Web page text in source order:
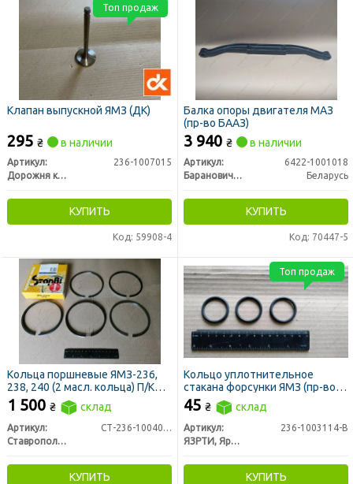
Клапан выпускной ЯМЗ (ДК)
295 ₴ в наличии
Артикул:
236-1007015
Дорожня карта
КУПИТЬ
Код: 59908-4
Топ продаж
Балка опоры двигателя МАЗ
(пр-во БААЗ)
3 940 ₴ в наличии
Артикул:
6422-1001018
Барановичский Автоагрегатный Завод,ОАО
Беларусь
КУПИТЬ
Код: 70447-5
Кольца поршневые ЯМЗ-236,
238, 240 (2 масл. кольца) П/К
(пр-во СТАПРИ)
1 500 ₴ склад
Артикул:
СТ-236-1004002-А4/2
Ставропольский Завод Поршневых Колец
КУПИТЬ
Кольцо уплотнительное
стакана форсунки ЯМЗ (пр-во
ЯзРТИ)
45 ₴ склад
Артикул:
236-1003114-В
ЯЗРТИ, Ярославль
КУПИТЬ
Топ продаж